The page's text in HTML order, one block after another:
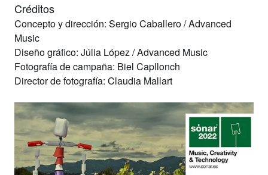
Créditos
Concepto y dirección: Sergio Caballero / Advanced
Music
Diseño gráfico: Júlia López / Advanced Music
Fotografía de campaña: Biel Capllonch
Director de fotografía: Claudia Mallart